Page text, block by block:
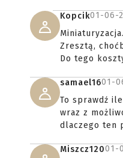
Kopcik01-06-
Zresztą,
Do tego
samael1601-
To sprawdź
wraz z
dlaczego ten
Miszcz12001-